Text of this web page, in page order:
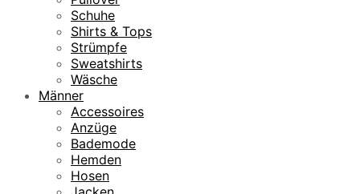
Schuhe
Shirts & Tops
Strümpfe
Sweatshirts
Wäsche
Männer
Accessoires
Anzüge
Bademode
Hemden
Hosen